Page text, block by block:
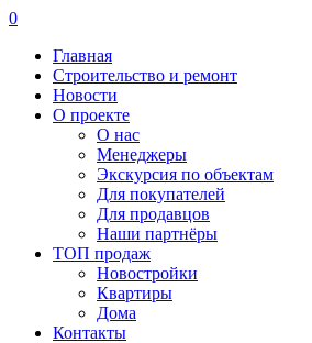
0
Главная
Строительство и ремонт
Новости
О проекте
О нас
Менеджеры
Экскурсия по объектам
Для покупателей
Для продавцов
Наши партнёры
ТОП продаж
Новостройки
Квартиры
Дома
Контакты